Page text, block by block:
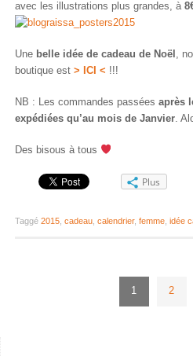
avec les illustrations plus grandes, à
Une belle idée de cadeau de Noël ,
boutique est > ICI < !!!
NB : Les commandes passées après
expédiées qu’au mois de Janvier.
Des bisous à tous
Plus
Taggé 2015, cadeau, calendrier, femme, idée
1 2